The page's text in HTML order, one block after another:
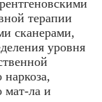
терапии
сканерами,
уровня
мат-ла и